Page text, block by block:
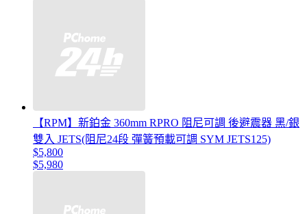
【RPM】新鉑金 360mm RPRO 阻尼可調 後避震器 黑/銀
雙入 JETS(阻尼24段 彈簧預載可調 SYM JETS125)
$5,800
$5,980